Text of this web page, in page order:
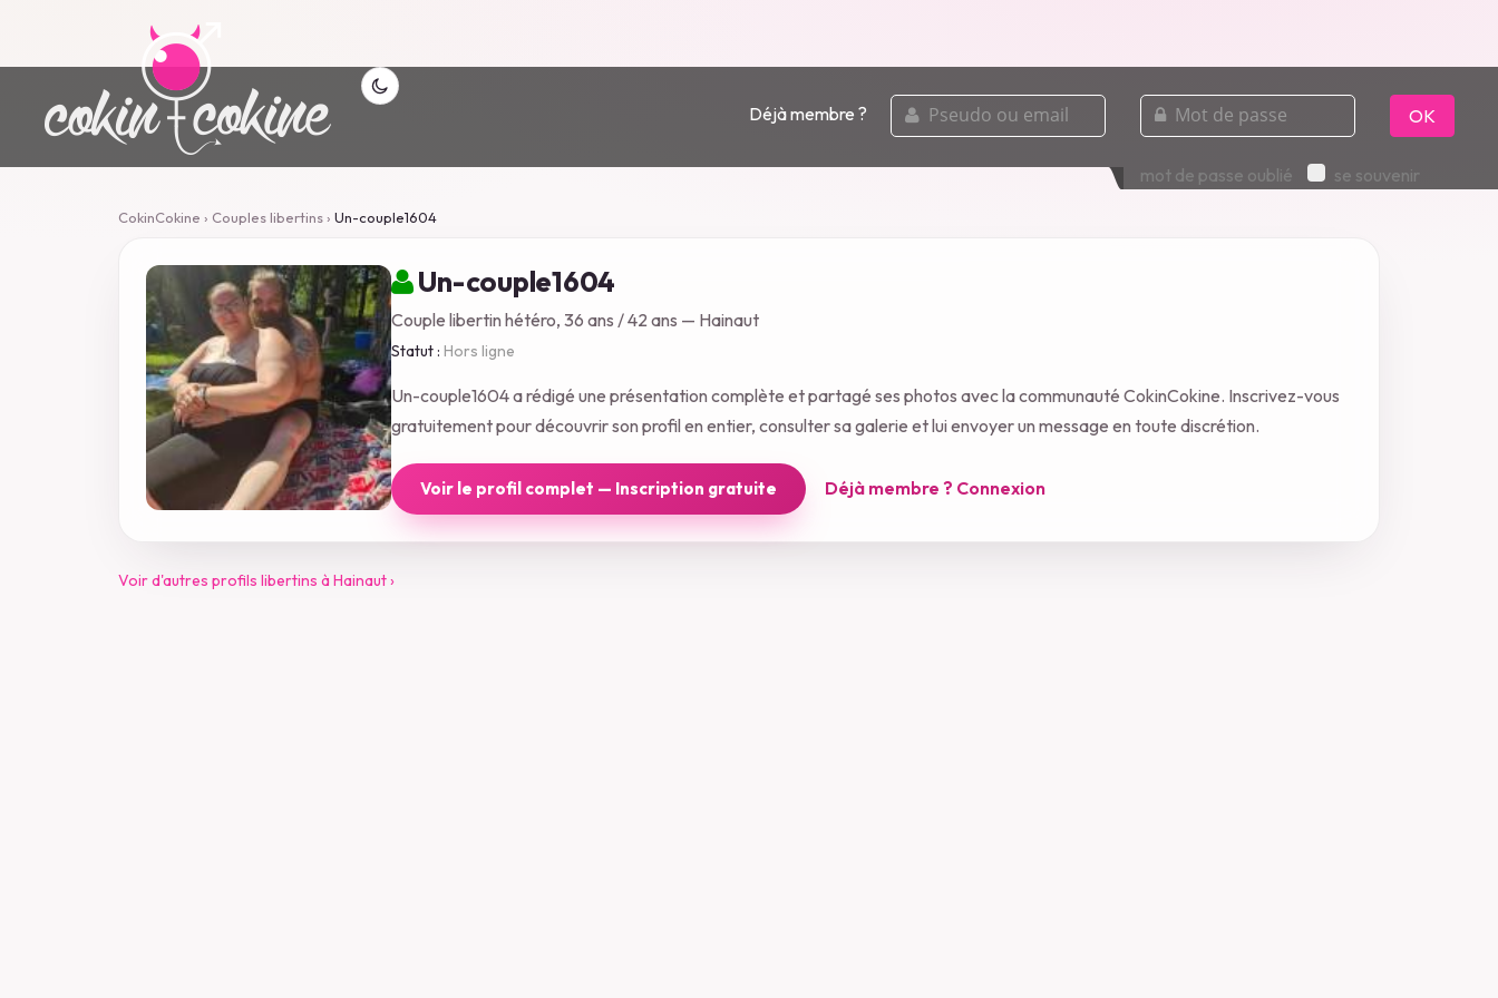
Déjà membre ?
pseudo
ou
email
mot
de
passe
OK
mot de passe oublié se souvenir
CokinCokine › Couples libertins› Un-couple1604
Un-couple1604
Couple libertin hétéro, 36 ans / 42 ans — Hainaut
Statut : Hors ligne
Un-couple1604 a rédigé une présentation complète et partagé ses photos avec la communauté CokinCokine. Inscrivez-vous
gratuitement pour découvrir son profil en entier, consulter sa galerie et lui envoyer un message en toute discrétion.
Voir le profil complet — Inscription gratuite Déjà membre ? Connexion
Voir d'autres profils libertins à Hainaut ›